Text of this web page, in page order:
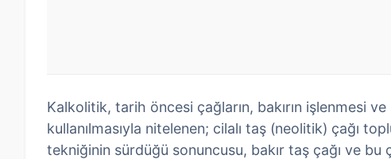
Kalkolitik, tarih öncesi çağların, bakırın işlenmesi ve
kullanılmasıyla nitelenen; cilalı taş (neolitik) çağı
tekniğinin sürdüğü sonuncusu, bakır taş çağı ve bu